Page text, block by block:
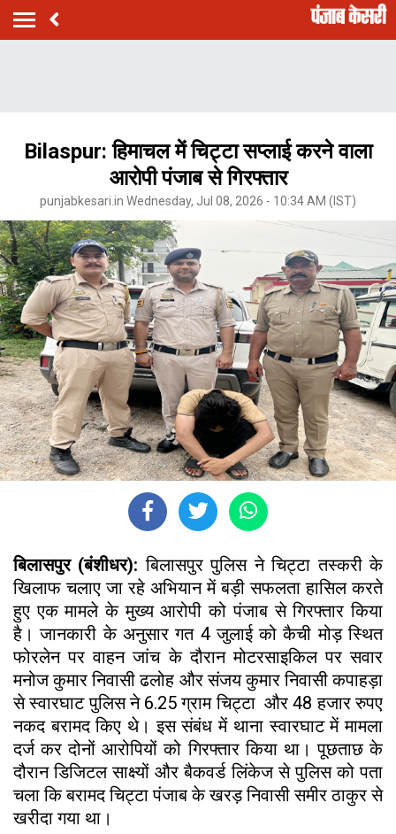
Bilaspur: हिमाचल में चिट्टा सप्लाई करने वाला
आरोपी पंजाब से गिरफ्तार
punjabkesari.in Wednesday, Jul 08, 2026 - 10:34 AM (IST)
बिलासपुर (बंशीधर):बिलासपुर पुलिस ने चिट्टा तस्करी के
खिलाफ चलाए जा रहे अभियान में बड़ी सफलता हासिल करते
हुए एक मामले के मुख्य आरोपी को पंजाब से गिरफ्तार किया
है। जानकारी के अनुसार गत 4 जुलाई को कैची मोड़ स्थित
फोरलेन पर वाहन जांच के दौरान मोटरसाइकिल पर सवार
मनोज कुमार निवासी ढलोह और संजय कुमार निवासी कपाहड़ा
से स्वारघाट पुलिस ने 6.25 ग्राम चिट्टा और 48 हजार रुपए
नकद बरामद किए थे। इस संबंध में थाना स्वारघाट में मामला
दर्ज कर दोनों आरोपियों को गिरफ्तार किया था। पूछताछ के
दौरान डिजिटल साक्ष्यों और बैकवर्ड लिंकेज से पुलिस को पता
चला कि बरामद चिट्टा पंजाब के खरड़ निवासी समीर ठाकुर से
खरीदा गया था।